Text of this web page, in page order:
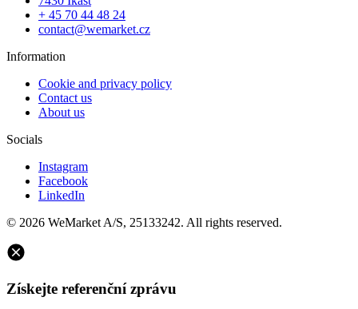
+ 45 70 44 48 24
contact@wemarket.cz
Information
Cookie and privacy policy
Contact us
About us
Socials
Instagram
Facebook
LinkedIn
© 2026 WeMarket A/S, 25133242. All rights reserved.
Získejte referenční zprávu